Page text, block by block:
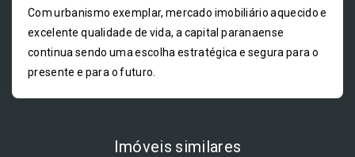
Com urbanismo exemplar, mercado imobiliário aquecido e
excelente qualidade de vida, a capital paranaense
continua sendo uma escolha estratégica e segura para o
presente e para o futuro.
Imóveis similares